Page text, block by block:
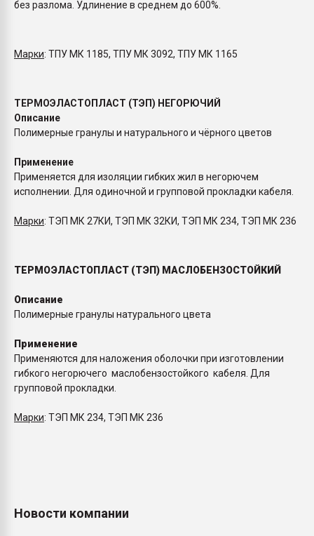
без разлома. Удлинение в среднем до 600%.
Марки: ТПУ МК 1185, ТПУ МК 3092, ТПУ МК 1165
ТЕРМОЭЛАСТОПЛАСТ (ТЭП) НЕГОРЮЧИЙ
Описание
Полимерные гранулы и натурального и чёрного цветов
Применение
Применяется для изоляции гибких жил в негорючем
исполнении. Для одиночной и групповой прокладки кабеля.
Марки: ТЭП МК 27КИ, ТЭП МК 32КИ, ТЭП МК 234, ТЭП МК 236
ТЕРМОЭЛАСТОПЛАСТ (ТЭП) МАСЛОБЕНЗОСТОЙКИЙ
Описание
Полимерные гранулы натурального цвета
Применение
Применяются для наложения оболочки при изготовлении
гибкого негорючего маслобензостойкого кабеля. Для
групповой прокладки.
Марки: ТЭП МК 234, ТЭП МК 236
Новости компании